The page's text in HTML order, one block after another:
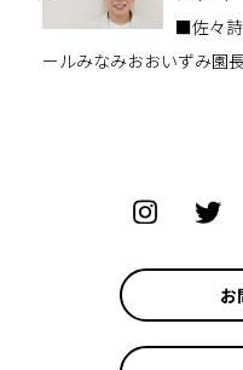
■佐々詩
ールみなみおおいずみ園長
お